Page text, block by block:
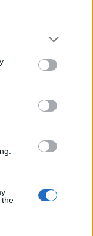
the
a
neugodne
težina
na licu,
uravnotežiti